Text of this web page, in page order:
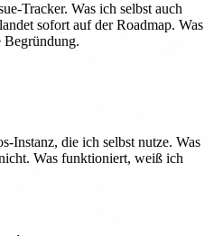
Tracker. Was ich selbst auch
sofort auf der Roadmap. Was
Begründung.
Instanz, die ich selbst nutze. Was
Was funktioniert, weiß ich